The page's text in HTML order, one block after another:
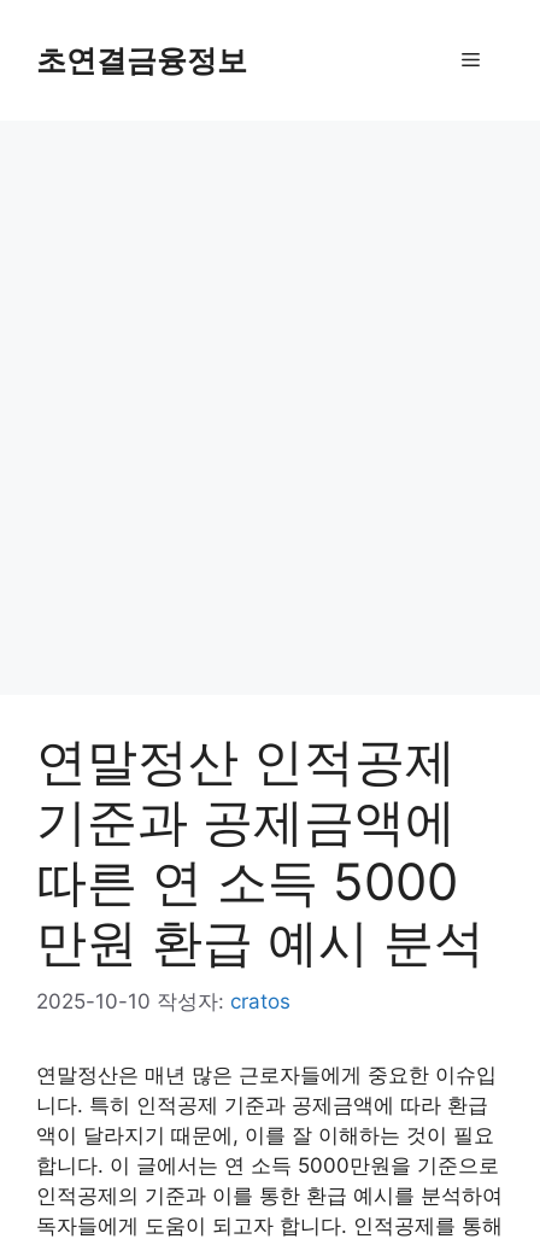
초연결금융정보 메
연말정산 인적공제
기준과 공제금액에
따른 연 소득 5000
만원 환급 예시 분석
2025-10-10 작성자: cratos
연말정산은 매년 많은 근로자들에게 중요한 이슈입
니다. 특히 인적공제 기준과 공제금액에 따라 환급
액이 달라지기 때문에, 이를 잘 이해하는 것이 필요
합니다. 이 글에서는 연 소득 5000만원을 기준으로
인적공제의 기준과 이를 통한 환급 예시를 분석하여
독자들에게 도움이 되고자 합니다. 인적공제를 통해